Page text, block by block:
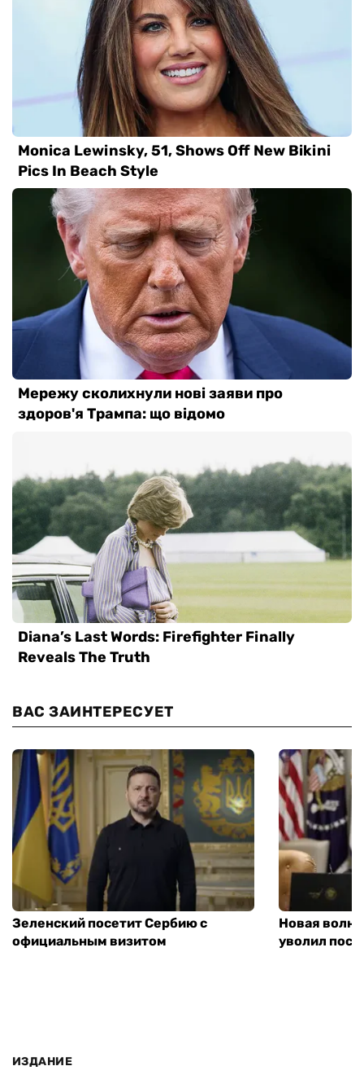
ВАС ЗАИНТЕРЕСУЕТ
Зеленский посетит Сербию с
официальным визитом
Новая
уволил
ИЗДАНИЕ